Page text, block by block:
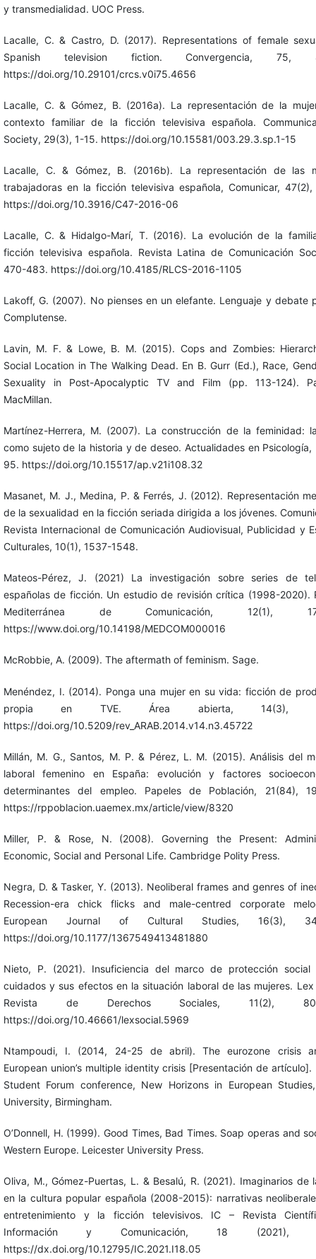
y transmedialidad. UOC Press.
Lacalle, C. & Castro, D. (2017). Representations of female
Spanish television fiction. Convergencia, 75,
https://doi.org/10.29101/crcs.v0i75.4656
Lacalle, C. & Gómez, B. (2016a). La representación de la
contexto familiar de la ficción televisiva española.
Society, 29(3), 1-15. https://doi.org/10.15581/003.29.3.sp.1-15
Lacalle, C. & Gómez, B. (2016b). La representación de las
trabajadoras en la ficción televisiva española, Comunicar,
https://doi.org/10.3916/C47-2016-06
Lacalle, C. & Hidalgo-Marí, T. (2016). La evolución de la
ficción televisiva española. Revista Latina de Comunicación
470-483. https://doi.org/10.4185/RLCS-2016-1105
Lakoff, G. (2007). No pienses en un elefante. Lenguaje y debate
Complutense.
Lavin, M. F. & Lowe, B. M. (2015). Cops and Zombies:
Social Location in The Walking Dead. En B. Gurr (Ed.), Race,
Sexuality in Post-Apocalyptic TV and Film (pp. 113-124).
MacMillan.
Martínez-Herrera, M. (2007). La construcción de la feminidad:
como sujeto de la historia y de deseo. Actualidades en Psicología,
95. https://doi.org/10.15517/ap.v21i108.32
Masanet, M. J., Medina, P. & Ferrés, J. (2012). Representación
de la sexualidad en la ficción seriada dirigida a los jóvenes.
Revista Internacional de Comunicación Audiovisual, Publicidad y
Culturales, 10(1), 1537-1548.
Mateos-Pérez, J. (2021) La investigación sobre series de
españolas de ficción. Un estudio de revisión crítica (1998-2020).
Mediterránea de Comunicación, 12(1),
https://www.doi.org/10.14198/MEDCOM000016
McRobbie, A. (2009). The aftermath of feminism. Sage.
Menéndez, I. (2014). Ponga una mujer en su vida: ficción de
propia en TVE. Área abierta, 14(3),
https://doi.org/10.5209/rev_ARAB.2014.v14.n3.45722
Millán, M. G., Santos, M. P. & Pérez, L. M. (2015). Análisis del
laboral femenino en España: evolución y factores
determinantes del empleo. Papeles de Población, 21(84),
https://rppoblacion.uaemex.mx/article/view/8320
Miller, P. & Rose, N. (2008). Governing the Present:
Economic, Social and Personal Life. Cambridge Polity Press.
Negra, D. & Tasker, Y. (2013). Neoliberal frames and genres of
Recession-era chick flicks and male-centred corporate
European Journal of Cultural Studies, 16(3),
https://doi.org/10.1177/1367549413481880
Nieto, P. (2021). Insuficiencia del marco de protección
cuidados y sus efectos en la situación laboral de las mujeres. Lex
Revista de Derechos Sociales, 11(2),
https://doi.org/10.46661/lexsocial.5969
Ntampoudi, I. (2014, 24-25 de abril). The eurozone crisis
European union’s multiple identity crisis [Presentación de artículo].
Student Forum conference, New Horizons in European
University, Birmingham.
O’Donnell, H. (1999). Good Times, Bad Times. Soap operas and
Western Europe. Leicester University Press.
Oliva, M., Gómez-Puertas, L. & Besalú, R. (2021). Imaginarios de
en la cultura popular española (2008-2015): narrativas
entretenimiento y la ficción televisivos. IC – Revista
Información y Comunicación, 18 (2021),
https://dx.doi.org/10.12795/IC.2021.I18.05